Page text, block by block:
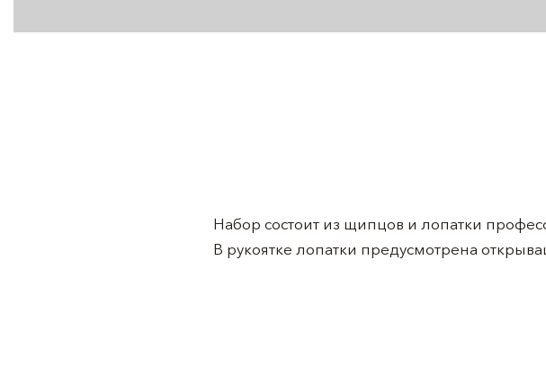
Набор состоит из щипцов и лопатки
В рукоятке лопатки предусмотрена